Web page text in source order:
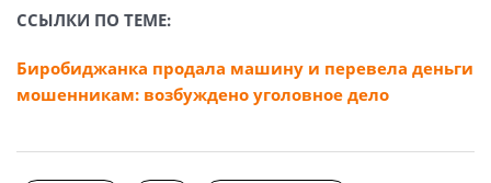
ССЫЛКИ ПО ТЕМЕ:
Биробиджанка продала машину и перевела деньги
мошенникам: возбуждено уголовное дело